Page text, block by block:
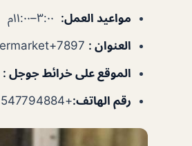
مواعيد العمل:
العنوان :
الموقع على خرائط جوجل :
رقم الهاتف:
+971547794884